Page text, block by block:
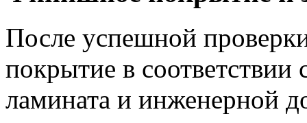
После успешной
покрытие в соответствии
ламината и инженерной